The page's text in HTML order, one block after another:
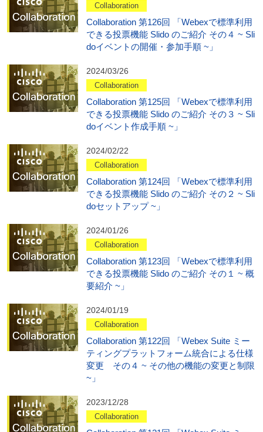
Collaboration
Collaboration 第126回 「Webexで標準利用
できる投票機能 Slido のご紹介 その４ ~ Sli
doイベントの開催・参加手順 ~」
2024/03/26
Collaboration
Collaboration 第125回 「Webexで標準利用
できる投票機能 Slido のご紹介 その３ ~ Sli
doイベント作成手順 ~」
2024/02/22
Collaboration
Collaboration 第124回 「Webexで標準利用
できる投票機能 Slido のご紹介 その２ ~ Sli
doセットアップ ~」
2024/01/26
Collaboration
Collaboration 第123回 「Webexで標準利用
できる投票機能 Slido のご紹介 その１ ~ 概
要紹介 ~」
2024/01/19
Collaboration
Collaboration 第122回 「Webex Suite ミー
ティングプラットフォーム統合による仕様
変更 その４ ~ その他の機能の変更と制限
~」
2023/12/28
Collaboration